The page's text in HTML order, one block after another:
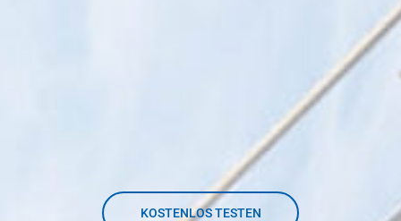
KOSTENLOS TESTEN